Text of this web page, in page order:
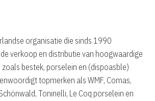
organisatie die sinds 1990
verkoop en distributie van hoogwaardige
bestek, porselein en (dispoasble)
topmerken als WMF, Comas,
Toninelli, Le Coq porselein en